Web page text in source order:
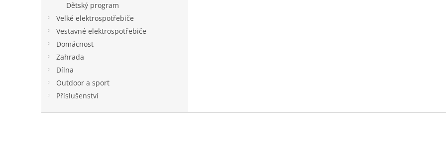
Dětský program
Velké elektrospotřebiče
Vestavné elektrospotřebiče
Domácnost
Zahrada
Dílna
Outdoor a sport
Příslušenství